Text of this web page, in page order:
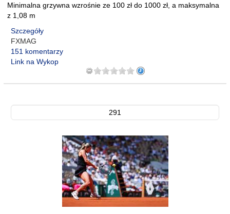
Minimalna grzywna wzrośnie ze 100 zł do 1000 zł, a maksymalna
z 1,08 m
Szczegóły
FXMAG
151 komentarzy
Link na Wykop
291